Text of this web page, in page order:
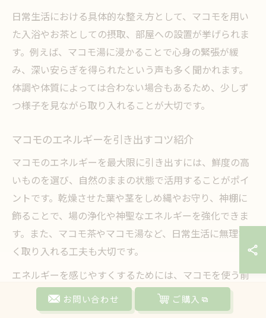
日常生活における具体的な整え方として、マコモを用い
た入浴やお茶としての摂取、部屋への設置が挙げられま
す。例えば、マコモ湯に浸かることで心身の緊張が緩
み、深い安らぎを得られたという声も多く聞かれます。
体調や体質によっては合わない場合もあるため、少しず
つ様子を見ながら取り入れることが大切です。
マコモのエネルギーを引き出すコツ紹介
マコモのエネルギーを最大限に引き出すには、鮮度の高
いものを選び、自然のままの状態で活用することがポイ
ントです。乾燥させた葉や茎をしめ縄やお守り、神棚に
飾ることで、場の浄化や神聖なエネルギーを強化できま
す。また、マコモ茶やマコモ湯など、日常生活に無理な
く取り入れる工夫も大切です。
エネルギーを感じやすくするためには、マコモを使う前
に軽く手で撫でたり、感謝の気持ちを込めて扱うと良い
でしょう。自分自身の状態や目的に合わせて、取り入れ
お問い合わせ ご購入